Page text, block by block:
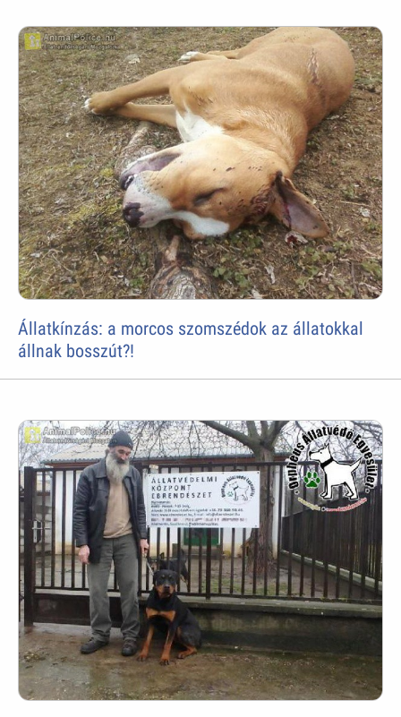
Állatkínzás: a morcos szomszédok az állatokkal
állnak bosszút?!